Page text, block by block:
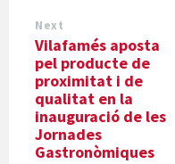
Next
Vilafamés aposta
pel producte de
proximitat i de
qualitat en la
inauguració de les
Jornades
Gastronòmiques